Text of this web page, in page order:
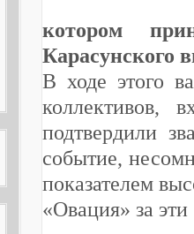
котором
Карасунского
В ходе этого
подтвердили
событие,
показателем
«Овация» за